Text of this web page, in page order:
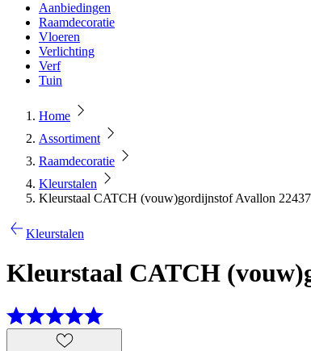
Aanbiedingen
Raamdecoratie
Vloeren
Verlichting
Verf
Tuin
Home
Assortiment
Raamdecoratie
Kleurstalen
Kleurstaal CATCH (vouw)gordijnstof Avallon
Kleurstalen
Kleurstaal CATCH